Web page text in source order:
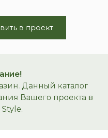
в проект
Данный каталог
Вашего проекта в